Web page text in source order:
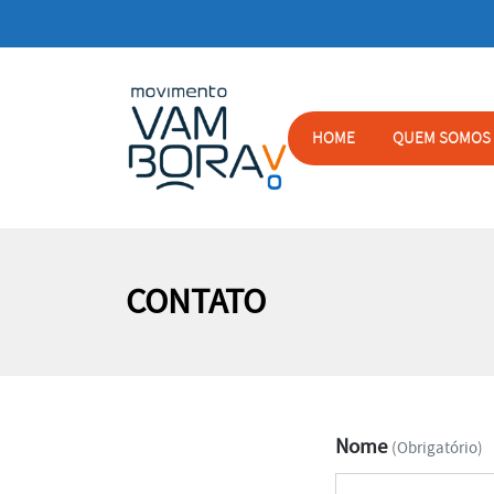
HOME QUEM SOMOS
CONTATO
Nome (Obrigatório)